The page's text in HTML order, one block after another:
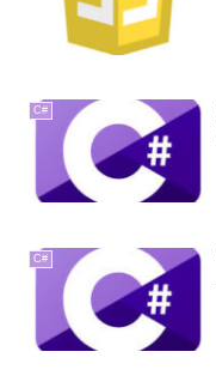
C#
C#